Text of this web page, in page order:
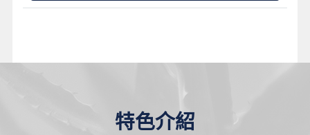
特色介紹